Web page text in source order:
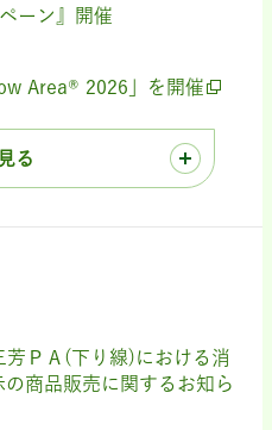
ーン』開催
Area® 2026」を開催
る
芳ＰＡ(下り線)における消
商品販売に関するお知ら